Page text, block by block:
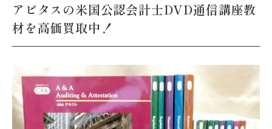
アビタスの米国公認会計士DVD通信講座教
材を高価買取中！